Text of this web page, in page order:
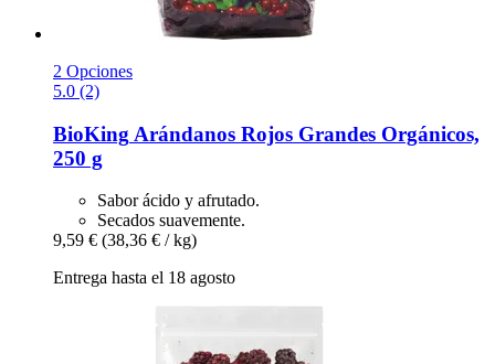
2 Opciones
5.0 (2)
BioKing Arándanos Rojos Grandes Orgánicos,
250 g
Sabor ácido y afrutado.
Secados suavemente.
9,59 € (38,36 € / kg)
Entrega hasta el 18 agosto